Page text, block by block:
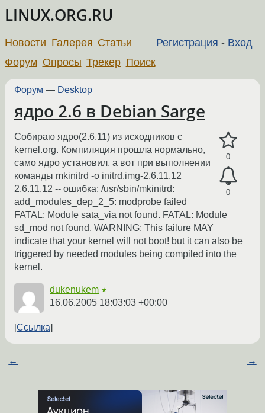
LINUX.ORG.RU
Регистрация - Вход
Новости Галерея Статьи
Форум Опросы Трекер Поиск
Форум — Desktop
ядро 2.6 в Debian Sarge
0
0
Собираю ядро(2.6.11) из исходников с
kernel.org. Компиляция прошла нормально,
само ядро установил, а вот при выполнении
команды mkinitrd -o initrd.img-2.6.11.12
2.6.11.12 -- ошибка: /usr/sbin/mkinitrd:
add_modules_dep_2_5: modprobe failed
FATAL: Module sata_via not found. FATAL: Module
sd_mod not found. WARNING: This failure MAY
indicate that your kernel will not boot! but it can also be
triggered by needed modules being compiled into the
kernel.
dukenukem ★
16.06.2005 18:03:03 +00:00
Ссылка
← →